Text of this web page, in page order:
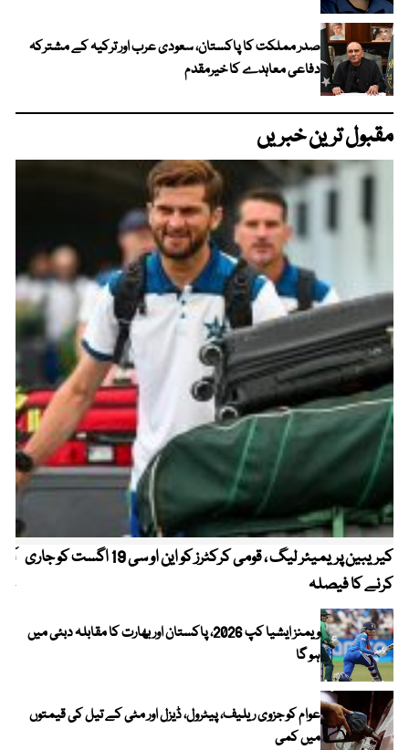
صدر مملکت کا پاکستان، سعودی عرب اور ترکیہ کے مشترکہ
دفاعی معاہدے کا خیرمقدم
مقبول ترین خبریں
کیریبین پریمیئر لیگ ، قومی کرکٹرز کو این او سی 19 اگست کو جاری
کرنے کا فیصلہ
ویمنز ایشیا کپ 2026، پاکستان اور بھارت کا مقابلہ دبئی میں
ہو گا
عوام کو جزوی ریلیف، پیٹرول، ڈیزل اور مٹی کے تیل کی قیمتوں
میں کمی